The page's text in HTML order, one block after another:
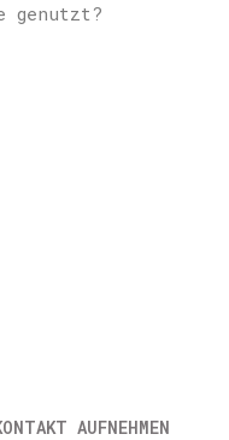
genutzt?
AUFNEHMEN